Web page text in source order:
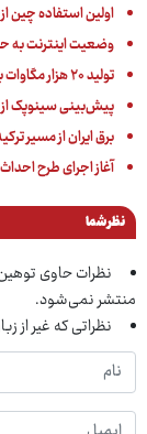
اولین استفاده چین
وضعیت اینترنت به
تولید ۲۰ هزار مگاوات برق هسته‌ای چه زمانی محقق می‌شود؟
پیش‌بینی سینوپک
برق ایران‌ از مسیر
آغاز اجرای طرح احداث ۴ هزار مگاوات نیروگاه انرژی خورشیدی
نظر شما
نظرات حاوی
منتشر نمی‌شود.
نظراتی که غیر از